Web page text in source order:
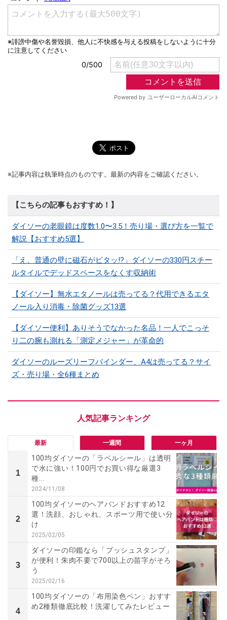
※記事内容は執筆時点のものです。最新の内容をご確認ください。
【こちらの記事もおすすめ！】
ダイソーの老眼鏡は度数1.0〜3.5！売り場・選び方を一覧で
解説【おすすめ5選】
「え、普通の壁に磁石がピタッ!?」ダイソーの330円スチー
ルタイルでデッドスペースをなくす収納術
【ダイソー】無水エタノールは売ってる？代用できるエタ
ノール入り消毒・除菌グッズ13選
【ダイソー便利】ありそうでなかった名品！一人でこっそ
り二の腕も測れる「測定メジャー」が革命的
ダイソーのルーズリーフバインダー、A4は売ってる？サイ
ズ・売り場・全6種まとめ
最新 一週間 一ヶ月
1
100均ダイソーの「ラベルシール」は透明
で水に強い！100円でお買い得な厳選3
種...
2024/11/08
2
100均ダイソーのヘアバンドおすすめ12
選！洗顔、おしゃれ、スポーツ用で使い分
け
2025/02/05
3
ダイソーの印鑑なら「プッシュスタンプ」
が便利！朱肉不要で700以上の苗字がそろ
う
2025/02/16
4
100均ダイソーの「布用染色ペン」おすす
め2種類徹底比較！洗濯してみたレビュー